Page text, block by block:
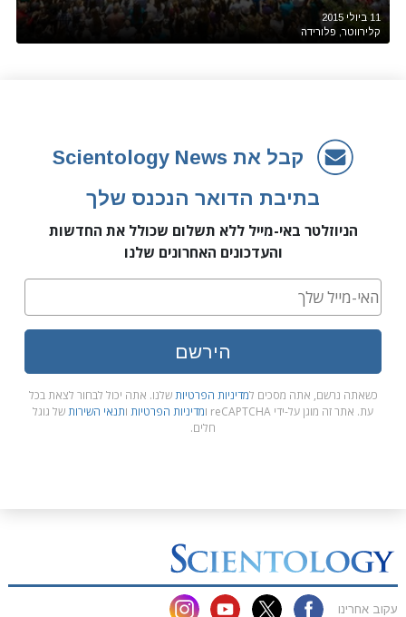
11 ביולי 2015
קלירווטר, פלורידה
קבל את Scientology News
בתיבת הדואר הנכנס שלך
הניוזלטר באי-מייל ללא תשלום שכולל את החדשות
והעדכונים האחרונים שלנו
הירשם
כשאתה נרשם, אתה מסכים למדיניות הפרטיותשלנו. אתה יכול לבחור לצאת בכל
עת. אתר זה מוגן על-ידי reCAPTCHA ו
מדיניות הפרטיות ותנאי השירותשל גוגל
חלים.
עקוב אחרינו